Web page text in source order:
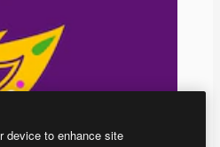
device to enhance site